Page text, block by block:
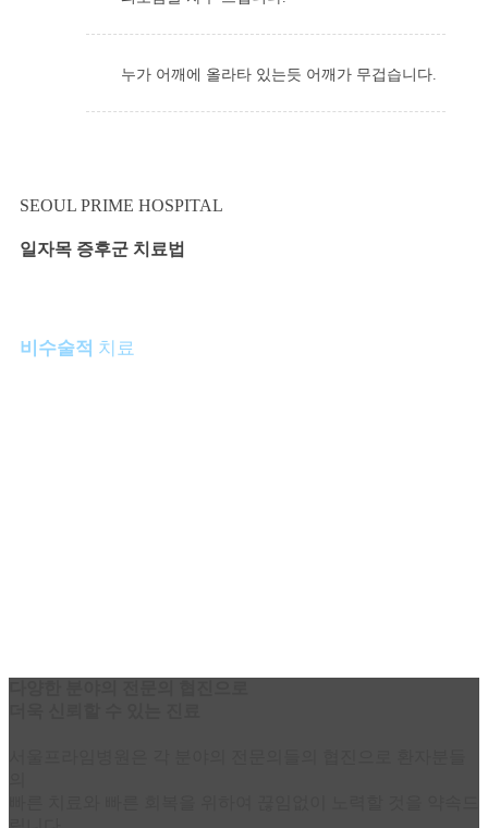
누가 어깨에 올라타 있는듯 어깨가 무겁습니다.
SEOUL PRIME HOSPITAL
일자목 증후군 치료법
비수술적 치료